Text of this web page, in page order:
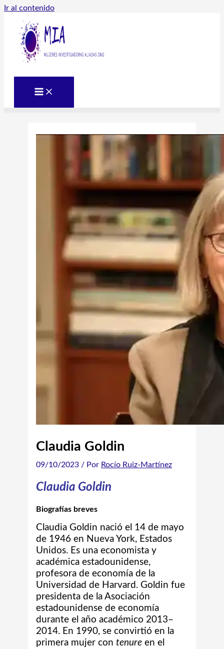
Ir al contenido
Claudia Goldin
09/10/2023 / Por Rocío Ruiz-Martínez
Claudia Goldin
Biografías breves
Claudia Goldin nació el 14 de mayo
de 1946 en Nueva York, Estados
Unidos. Es una economista y
académica estadounidense,
profesora de economía de la
Universidad de Harvard. Goldin fue
presidenta de la Asociación
estadounidense de economía
durante el año académico 2013–
2014. En 1990, se convirtió en la
primera mujer con tenureen el